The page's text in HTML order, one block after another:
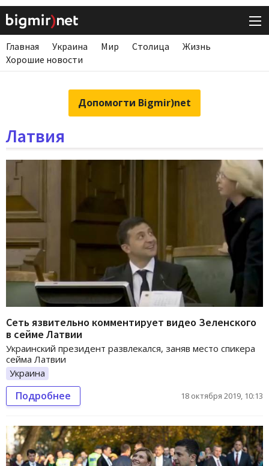
Главная Украина Мир Столица
Жизнь
Хорошие новости
Допомогти Bigmir)net
Латвия
Сеть язвительно комментирует видео Зеленского
в сейме Латвии
Украинский президент развлекался, заняв место спикера
сейма Латвии
Украина
Подробнее 18 октября 2019, 10:13